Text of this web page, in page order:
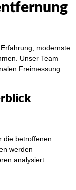
modernste
Unser Team
Freimessung
die betroffenen
werden
analysiert.